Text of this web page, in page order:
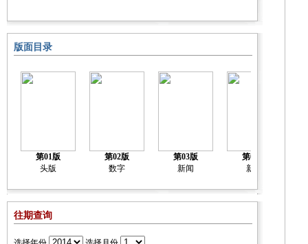
版面目录
第01版
头版
第02版
数字
第03版
新闻
第04版
新闻
往期查询